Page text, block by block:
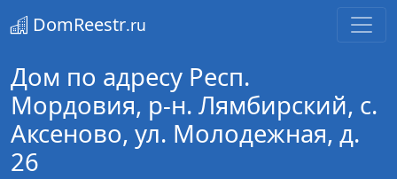
DomReestr.ru
Дом по адресу Респ.
Мордовия, р-н. Лямбирский, с.
Аксеново, ул. Молодежная, д.
26